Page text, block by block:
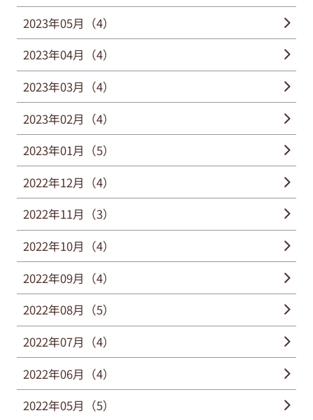
2023年05月（4）
2023年04月（4）
2023年03月（4）
2023年02月（4）
2023年01月（5）
2022年12月（4）
2022年11月（3）
2022年10月（4）
2022年09月（4）
2022年08月（5）
2022年07月（4）
2022年06月（4）
2022年05月（5）